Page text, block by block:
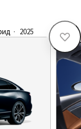
· 2025